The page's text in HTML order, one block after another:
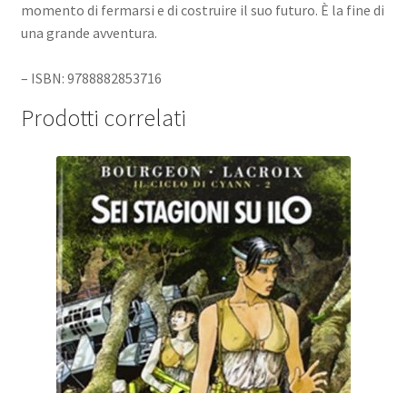
momento di fermarsi e di costruire il suo futuro. È la fine di
una grande avventura.
– ISBN: 9788882853716
Prodotti correlati